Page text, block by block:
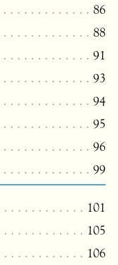
86
88
91
93
94
95
96
99
101
105
106